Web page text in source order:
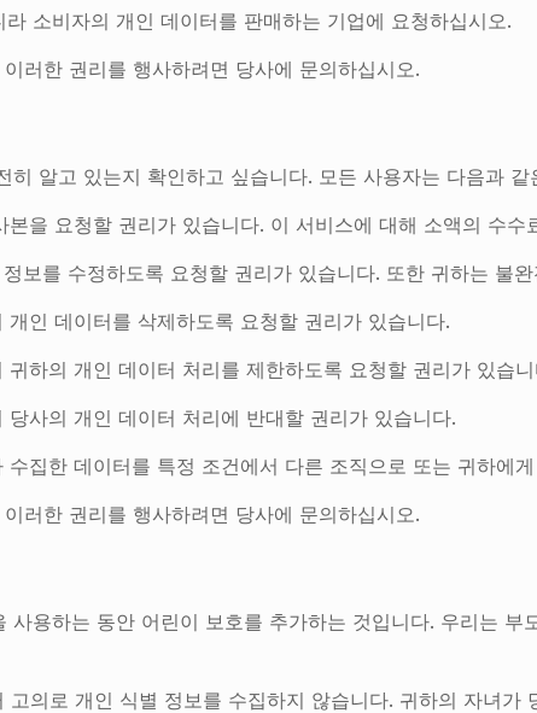
소비자의 개인 데이터를 판매하는 기업에 요청하십시오.
러한 권리를 행사하려면 당사에 문의하십시오.
알고 있는지 확인하고 싶습니다. 모든 사용자는 다음과 같
을 요청할 권리가 있습니다. 이 서비스에 대해 소액의 수수
보를 수정하도록 요청할 권리가 있습니다. 또한 귀하는 불
인 데이터를 삭제하도록 요청할 권리가 있습니다.
하의 개인 데이터 처리를 제한하도록 요청할 권리가 있습니
사의 개인 데이터 처리에 반대할 권리가 있습니다.
집한 데이터를 특정 조건에서 다른 조직으로 또는 귀하에
러한 권리를 행사하려면 당사에 문의하십시오.
사용하는 동안 어린이 보호를 추가하는 것입니다. 우리는
의로 개인 식별 정보를 수집하지 않습니다. 귀하의 자녀